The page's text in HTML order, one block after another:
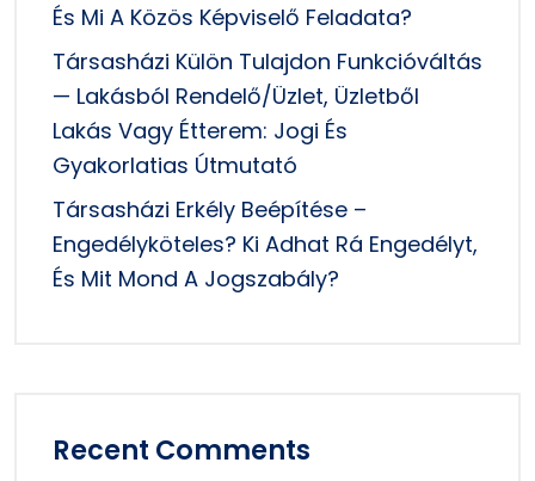
És Mi A Közös Képviselő Feladata?
Társasházi Külön Tulajdon Funkcióváltás
— Lakásból Rendelő/üzlet, Üzletből
Lakás Vagy Étterem: Jogi És
Gyakorlatias Útmutató
Társasházi Erkély Beépítése –
Engedélyköteles? Ki Adhat Rá Engedélyt,
És Mit Mond A Jogszabály?
Recent Comments